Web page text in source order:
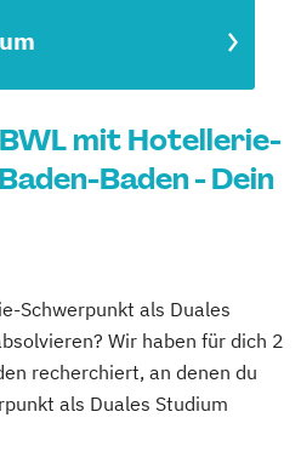
mit Hotellerie-
Baden - Dein
Schwerpunkt als Duales
Wir haben für dich 2
recherchiert, an denen du
als Duales Studium